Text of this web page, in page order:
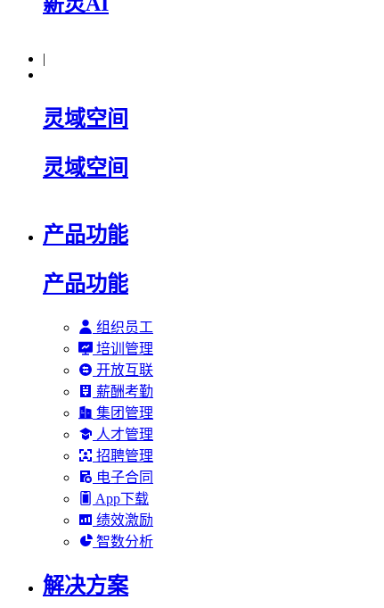
|
灵域空间
灵域空间
产品功能
产品功能
组织员工
培训管理
开放互联
薪酬考勤
集团管理
人才管理
招聘管理
电子合同
App下载
绩效激励
智数分析
解决方案